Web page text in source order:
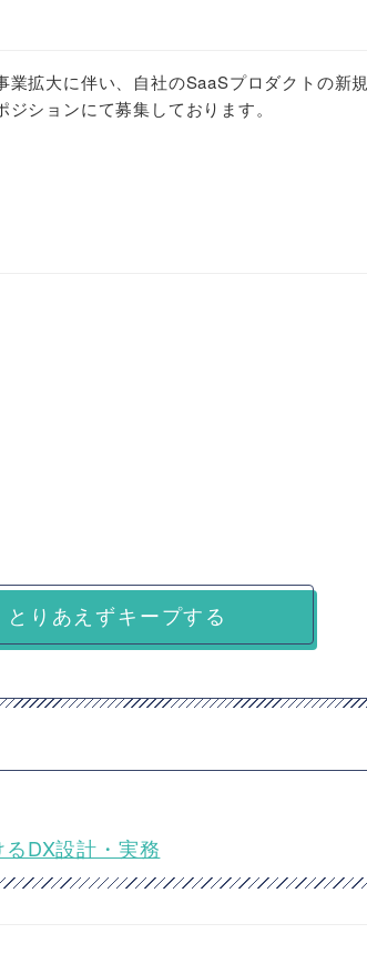
拡大に伴い、自社のSaaSプロダクトの新規
ションにて募集しております。
とりあえずキープする
DX設計・実務